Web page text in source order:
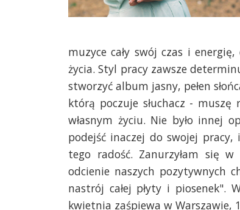
muzyce cały swój czas i
życia. Styl pracy zawsze
stworzyć album jasny, pełen
którą poczuje słuchacz -
własnym życiu. Nie było innej
podejść inaczej do swojej
tego radość. Zanurzyłam się
odcienie naszych pozytywnych
nastrój całej płyty i piosenek".
kwietnia zaśpiewa w Warszawie,